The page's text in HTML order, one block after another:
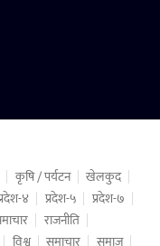
कृषि / पर्यटन
खेलकुद
४ प्रदेश-५
प्रदेश-७
राजनीति